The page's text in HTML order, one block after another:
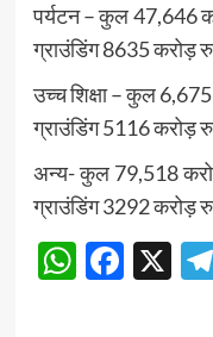
पर्यटन – कुल 47,646
ग्राउंडिंग 8635 करोड़
उच्च शिक्षा – कुल
ग्राउंडिंग 5116 करोड़
अन्य- कुल 79,518
ग्राउंडिंग 3292 करोड़
X